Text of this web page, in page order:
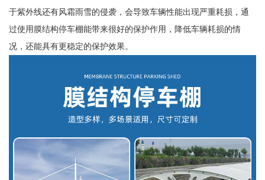
于紫外线还有风霜雨雪的侵袭，会导致车辆性能出现严重耗损，通
过使用膜结构停车棚能带来很好的保护作用，降低车辆耗损的情
况，还能具有更稳定的保护效果。